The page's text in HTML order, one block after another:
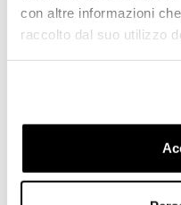
con altre informazioni
raccolto dal suo utilizzo
cemento 60x120 cm,